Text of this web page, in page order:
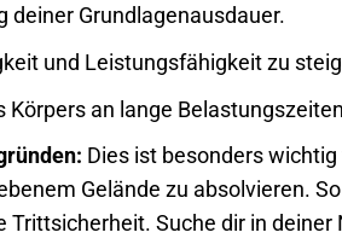
deiner Grundlagenausdauer.
und Leistungsfähigkeit zu
Körpers an lange
Dies ist besonders
Gelände zu absolvieren.
Suche dir in deiner